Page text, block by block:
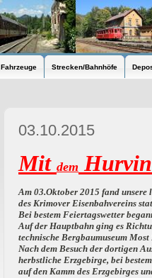
Fahrzeuge Strecken/Bahnhöfe
03.10.2015
Mit dem
Am 03.Oktober 2015 fand
des Krimover Eisenbahvereins
Bei bestem Feiertagswetter
Auf der Hauptbahn ging es
technische Bergbaumuseum Most
Nach dem Besuch der dortigen
herbstliche Erzgebirge, bei
auf den Kamm des Erzgebirges